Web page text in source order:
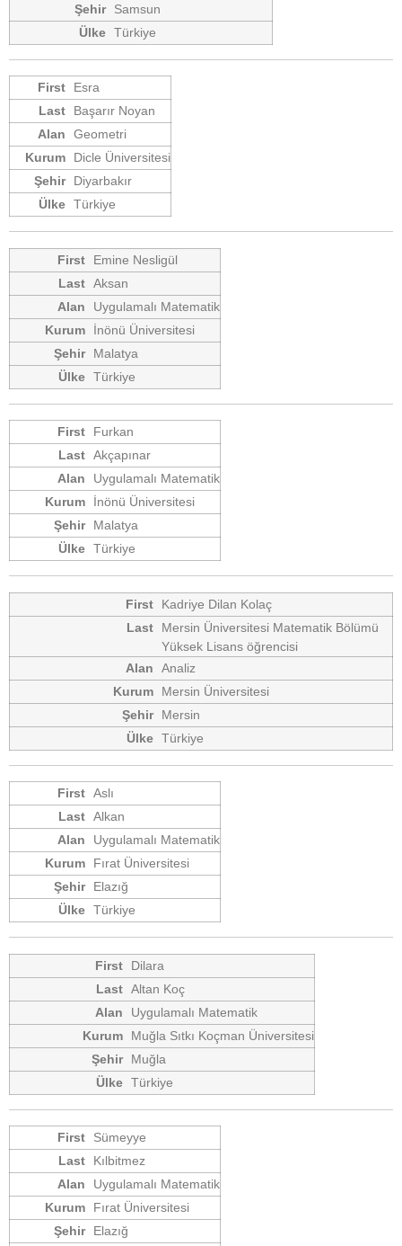
Samsun
Türkiye
Esra
Başarır Noyan
Geometri
Dicle Üniversitesi
Diyarbakır
Türkiye
Emine Nesligül
Aksan
Uygulamalı Matematik
İnönü Üniversitesi
Malatya
Türkiye
Furkan
Akçapınar
Uygulamalı Matematik
İnönü Üniversitesi
Malatya
Türkiye
Kadriye Dilan Kolaç
Mersin Üniversitesi Matematik Bölümü
Yüksek Lisans öğrencisi
Analiz
Mersin Üniversitesi
Mersin
Türkiye
Aslı
Alkan
Uygulamalı Matematik
Fırat Üniversitesi
Elazığ
Türkiye
Dilara
Altan Koç
Uygulamalı Matematik
Muğla Sıtkı Koçman Üniversitesi
Muğla
Türkiye
Sümeyye
Kılbitmez
Uygulamalı Matematik
Fırat Üniversitesi
Elazığ